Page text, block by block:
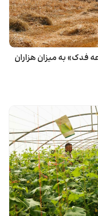
فدک» به میزان هزاران